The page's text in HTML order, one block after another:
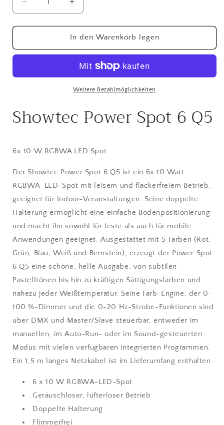
Verringere
die
Menge
Showtec
6
10
W
Spot
Erhöhe
die
Menge
für
Showtec
Spot
6
Q5
W
Spot
In den Warenkorb legen
Weitere Bezahlmöglichkeiten
Showtec Power Spot 6 Q5
6x 10 W RGBWA LED Spot
Der Showtec Power Spot 6 Q5 ist ein 6x 10 Watt
RGBWA-LED-Spot mit leisem und flackerfreiem Betrieb,
geeignet für Indoor-Veranstaltungen. Seine doppelte
Halterung ermöglicht eine einfache Bodenpositionierung
und macht ihn sowohl für feste als auch für mobile
Anwendungen geeignet. Ausgestattet mit 5 Farben (Rot,
Grün, Blau, Weiß und Bernstein), erzeugt der Power Spot
6 Q5 eine schöne, helle Ausgabe, von subtilen
Pastelltönen bis hin zu kräftigen Sättigungsfarben und
nahezu jeder Weißtemperatur. Seine Farb-Engine, der 0-
100 %-Dimmer und die 0-20 Hz-Strobe-Funktionen sind
über DMX und Master/Slave steuerbar, entweder im
manuellen, im Auto-Run- oder im Sound-gesteuerten
Modus mit vielen verfügbaren integrierten Programmen.
Ein 1,5 m langes Netzkabel ist im Lieferumfang enthalten.
6 x 10 W RGBWA-LED-Spot
Geräuschloser, lüfterloser Betrieb
Doppelte Halterung
Flimmerfrei